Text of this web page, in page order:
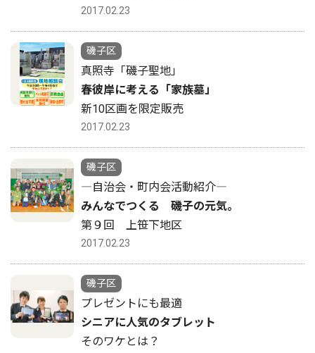
2017.02.23
磯子区
真照寺「磯子聖地」
春彼岸に考える「家族墓」
新10区画を限定販売
2017.02.23
磯子区
―自治会・町内会活動紹介―
みんなでつくる 磯子の元気。
第９回 上笹下地区
2017.02.23
磯子区
プレゼントにも最適
シニアに人気のタブレット
そのワケとは？